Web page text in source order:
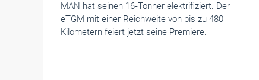
MAN hat seinen 16‑Tonner elektrifiziert. Der
eTGM mit einer Reichweite von bis zu 480
Kilometern feiert jetzt seine Premiere.